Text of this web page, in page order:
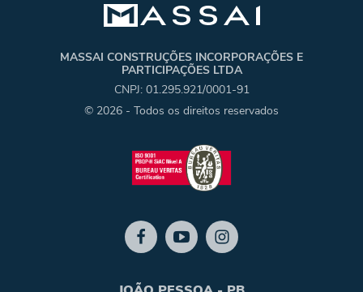
MASSAI CONSTRUÇÕES INCORPORAÇÕES E
PARTICIPAÇÕES LTDA
CNPJ: 01.295.921/0001-91
© 2026 - Todos os direitos reservados